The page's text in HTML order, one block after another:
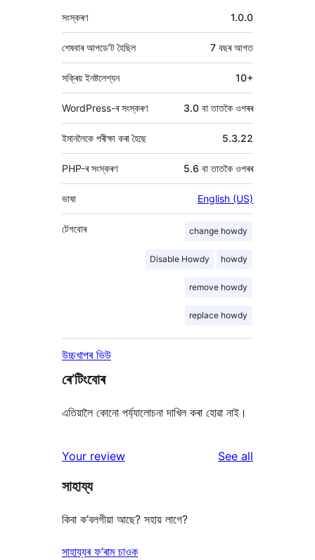
মেটা 1.0.0
সংস্কৰণ
7 বছৰআগত
শেষবাৰ আপডে’ট হৈছিল
সক্ৰিয় ইনষ্টলেশ্যন 10+
WordPress-ৰ সংস্কৰণ 3.0 বা তাতকৈ ওপৰৰ
ইমানলৈকে পৰীক্ষা কৰা হৈছে 5.3.22
PHP-ৰ সংস্কৰণ 5.6 বা তাতকৈ ওপৰৰ
ভাষা English (US)
change howdy
Disable Howdy howdy
remove howdy
replace howdy
টেগবোৰ
উচ্চখাপৰ ভিউ
ৰে’টিংবোৰ
এতিয়ালৈ কোনো পৰ্য্যালোচনা দাখিল কৰা হোৱা নাই।
Your review See all
সাহায্য
কিবা ক’বলগীয়া আছে? সহায় লাগে?
সাহায্যৰ ফ’ৰাম চাওক